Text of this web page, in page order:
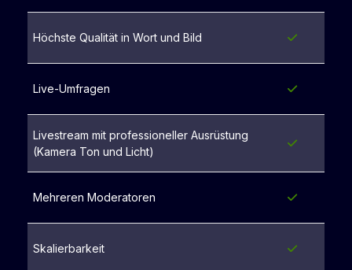
Höchste Qualität in Wort und Bild
Live-Umfragen
Livestream mit professioneller Ausrüstung
(Kamera Ton und Licht)
Mehreren Moderatoren
Skalierbarkeit